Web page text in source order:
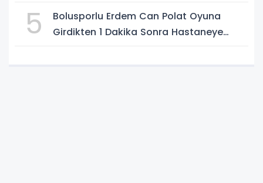
5
Bolusporlu Erdem Can Polat Oyuna
Girdikten 1 Dakika Sonra Hastaneye